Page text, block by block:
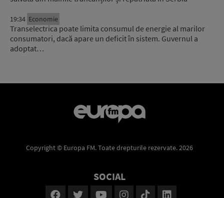
19:34 Economie
Transelectrica poate limita consumul de energie al marilor
consumatori, dacă apare un deficit în sistem. Guvernul a
adoptat…
Copyright © Europa FM. Toate drepturile rezervate. 2026
SOCIAL